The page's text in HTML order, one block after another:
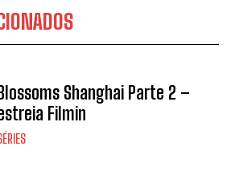
Blossoms Shanghai Parte 2 –
Filmin